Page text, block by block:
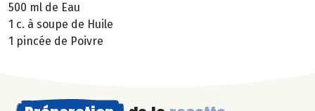
500 ml de Eau
1 c. à soupe de Huile
1 pincée de Poivre